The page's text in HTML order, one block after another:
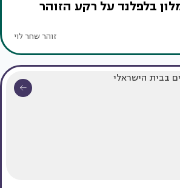
בלפלנד על רקע הזוהר
זוהר שחר לוי